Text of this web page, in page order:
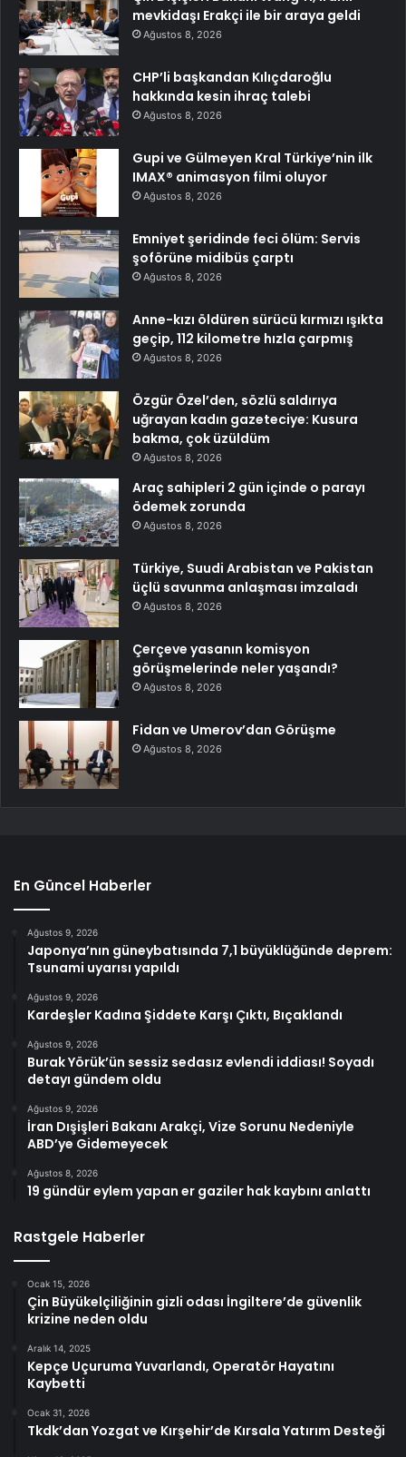
mevkidaşı Erakçi ile bir araya geldi
Ağustos 8, 2026
CHP’li başkandan Kılıçdaroğlu
hakkında kesin ihraç talebi
Ağustos 8, 2026
Gupi ve Gülmeyen Kral Türkiye’nin ilk
IMAX® animasyon filmi oluyor
Ağustos 8, 2026
Emniyet şeridinde feci ölüm: Servis
şoförüne midibüs çarptı
Ağustos 8, 2026
Anne-kızı öldüren sürücü kırmızı ışıkta
geçip, 112 kilometre hızla çarpmış
Ağustos 8, 2026
Özgür Özel’den, sözlü saldırıya
uğrayan kadın gazeteciye: Kusura
bakma, çok üzüldüm
Ağustos 8, 2026
Araç sahipleri 2 gün içinde o parayı
ödemek zorunda
Ağustos 8, 2026
Türkiye, Suudi Arabistan ve Pakistan
üçlü savunma anlaşması imzaladı
Ağustos 8, 2026
Çerçeve yasanın komisyon
görüşmelerinde neler yaşandı?
Ağustos 8, 2026
Fidan ve Umerov’dan Görüşme
Ağustos 8, 2026
En Güncel Haberler
Ağustos 9, 2026
Japonya’nın güneybatısında 7,1 büyüklüğünde deprem:
Tsunami uyarısı yapıldı
Ağustos 9, 2026
Kardeşler Kadına Şiddete Karşı Çıktı, Bıçaklandı
Ağustos 9, 2026
Burak Yörük’ün sessiz sedasız evlendi iddiası! Soyadı
detayı gündem oldu
Ağustos 9, 2026
İran Dışişleri Bakanı Arakçi, Vize Sorunu Nedeniyle
ABD’ye Gidemeyecek
Ağustos 8, 2026
19 gündür eylem yapan er gaziler hak kaybını anlattı
Rastgele Haberler
Ocak 15, 2026
Çin Büyükelçiliğinin gizli odası İngiltere’de güvenlik
krizine neden oldu
Aralık 14, 2025
Kepçe Uçuruma Yuvarlandı, Operatör Hayatını
Kaybetti
Ocak 31, 2026
Tkdk’dan Yozgat ve Kırşehir’de Kırsala Yatırım Desteği